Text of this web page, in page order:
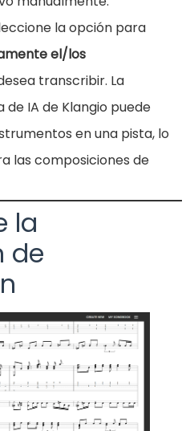
la opción para
el/los
transcribir. La
IA de Klangio puede
en una pista, lo
las composiciones de
la
de